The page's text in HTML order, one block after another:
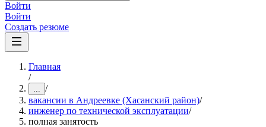
Войти
Войти
Создать резюме
Главная
/
... /
вакансии в Андреевке (Хасанский район)/
инженер по технической эксплуатации/
полная занятость